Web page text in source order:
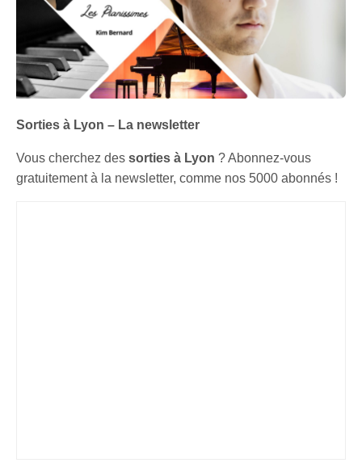
Sorties à Lyon – La newsletter
Vous cherchez dessorties à Lyon ? Abonnez-vous
gratuitement à la newsletter, comme nos 5000 abonnés !